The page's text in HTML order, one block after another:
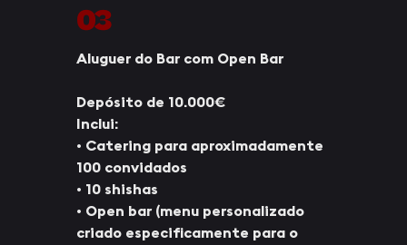
03
Aluguer do Bar com Open Bar
Depósito de 10.000€
Inclui:
• Catering para aproximadamente
100 convidados
• 10 shishas
• Open bar (menu personalizado
criado especificamente para o